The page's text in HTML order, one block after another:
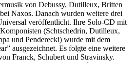
von Debussy, Dutilleux, Britten
Naxos. Danach wurden weitere drei
veröffentlicht. Ihre Solo-CD mit
(Schtschedrin, Dutilleux,
und Penderecki) wurde mit dem
ausgezeichnet. Es folgte eine weitere
Franck, Schubert und Stravinsky.